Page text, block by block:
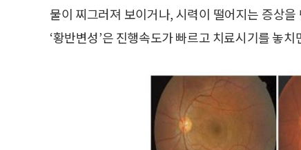
물이 찌그러져 보이거나, 시력이 떨어지는 증상
‘황반변성’은 진행속도가 빠르고 치료시기를 놓